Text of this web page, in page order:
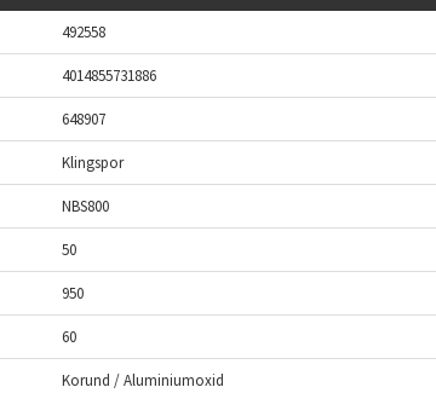
492558
4014855731886
648907
Klingspor
NBS800
50
950
60
Korund / Aluminiumoxid